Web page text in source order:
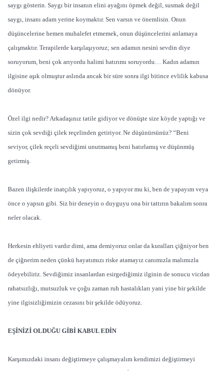
saygı gösterin. Saygı bir insanın elini ayağını öpmek değil, susmak değil
saygı, insanı adam yerine koymaktır. Sen varsın ve önemlisin. Onun
düşüncelerine hemen muhalefet etmemek, onun düşüncelerini anlamaya
çalışmaktır. Terapilerde karşılaşıyoruz; sen adamın nesini sevdin diye
soruyorum, beni çok arıyordu halimi hatırımı soruyordu… Kadın adamın
ilgisine aşık olmuştur aslında ancak bir süre sonra ilgi bitince evlilik kabusa
dönüyor.
Özel ilgi nedir? Arkadaşınız tatile gidiyor ve dönüşte size köyde yaptığı ve
sizin çok sevdiği çilek reçelinden getiriyor. Ne düşünürsünüz? “Beni
seviyor, çilek reçeli sevdiğimi unutmamış beni hatırlamış ve düşünmüş
getirmiş.
Bazen ilişkilerde inatçılık yapıyoruz, o yapıyor mu ki, ben de yapayım veya
önce o yapsın gibi. Siz bir deneyin o duyguyu ona bir tattırın bakalım sonra
neler olacak.
Herkesin ehliyeti vardır dimi, ama demiyoruz onlar da kuralları çiğniyor ben
de çiğnerim neden çünkü hayatımızı riske atamayız canımızla malımızla
ödeyebiliriz. Sevdiğimiz insanlardan esirgediğimiz ilginin de sonucu vicdan
rahatsızlığı, mutsuzluk ve çoğu zaman ruh hastalıkları yani yine bir şekilde
yine ilgisizliğimizin cezasını bir şekilde ödüyoruz.
EŞİNİZİ OLDUĞU GİBİ KABUL EDİN
Karşımızdaki insanı değiştirmeye çalışmayalım kendimizi değiştirmeyi